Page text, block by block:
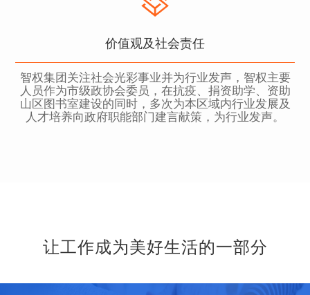
价值观及社会责任
智权集团关注社会光彩事业并为行业发声，智权主要
人员作为市级政协会委员，在抗疫、捐资助学、资助
山区图书室建设的同时，多次为本区域内行业发展及
人才培养向政府职能部门建言献策，为行业发声。
让工作成为美好生活的一部分